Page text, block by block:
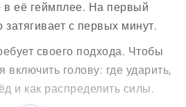
в её геймплее. На первый
затягивает с первых минут.
своего подхода. Чтобы
включить голову: где ударить,
и как распределить силы.